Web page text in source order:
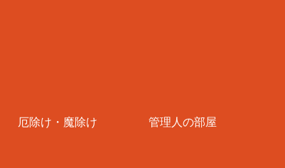
厄除け・魔除け 管理人の部屋